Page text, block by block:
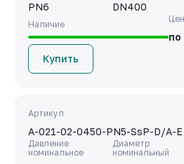
PN6 DN400
Наличие
по
Купить
Артикул
A-021-02-0450-PN5-SsP-D/A-E
Давление
номинальное
Диаметр
номинальный